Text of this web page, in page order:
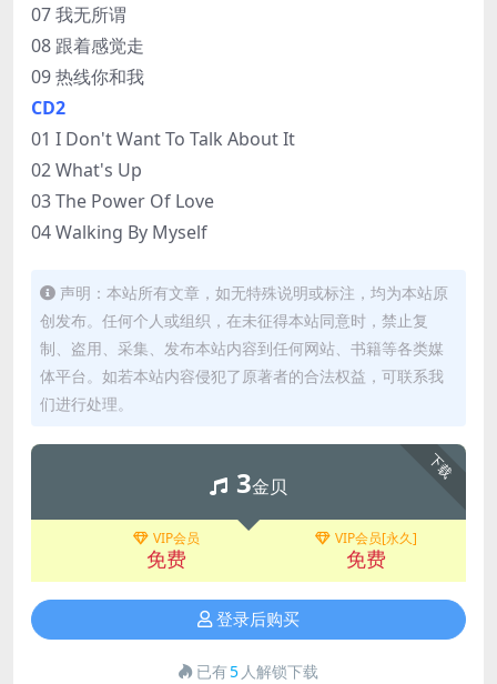
07 我无所谓
08 跟着感觉走
09 热线你和我
CD2
01 I Don't Want To Talk About It
02 What's Up
03 The Power Of Love
04 Walking By Myself
声明：本站所有文章，如无特殊说明或标注，均为本站原
创发布。任何个人或组织，在未征得本站同意时，禁止复
制、盗用、采集、发布本站内容到任何网站、书籍等各类媒
体平台。如若本站内容侵犯了原著者的合法权益，可联系我
们进行处理。
下载
3金贝
VIP会员
免费
VIP会员[永久]
免费
登录后购买
已有5 人解锁下载